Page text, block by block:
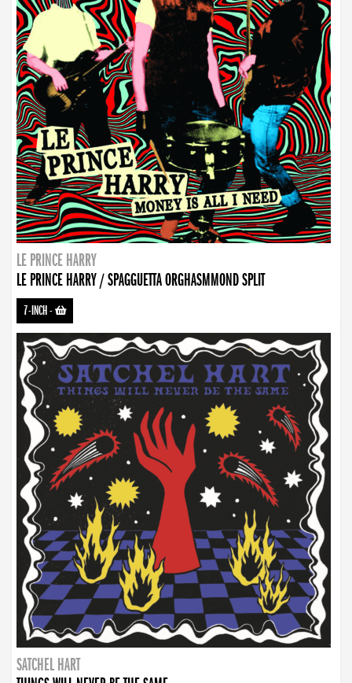
LE PRINCE HARRY
LE PRINCE HARRY / SPAGGUETTA ORGHASMMOND SPLIT
7-INCH-
SATCHEL HART